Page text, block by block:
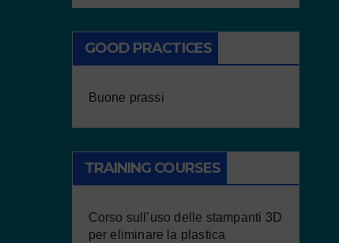
GOOD PRACTICES
Buone prassi
TRAINING COURSES
Corso sull’uso delle stampanti 3D
per eliminare la plastica